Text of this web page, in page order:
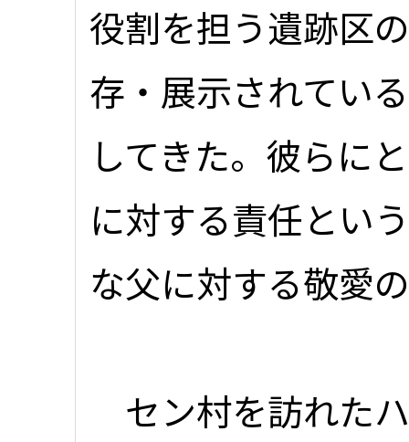
役割を担う遺跡区
存・展示されてい
してきた。彼らに
に対する責任とい
な父に対する敬愛
セン村を訪れた